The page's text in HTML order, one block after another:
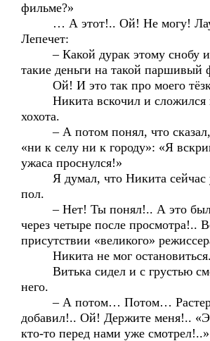
фильме?»
… А этот!.. Ой! Не могу!
Лепечет:
– Какой дурак этому снобу и
такие деньги на такой паршивый
Ой! И это так про моего
Никита вскочил и сложился
хохота.
– А потом понял, что сказал,
«ни к селу ни к городу»: «Я
ужаса проснулся!»
Я думал, что Никита сейчас
пол.
– Нет! Ты понял!.. А это
через четыре после просмотра!..
присутствии «великого»
Никита не мог остановиться.
Витька сидел и с грустью
него.
– А потом… Потом…
добавил!.. Ой! Держите меня!..
кто-то перед нами уже смотрел!..»